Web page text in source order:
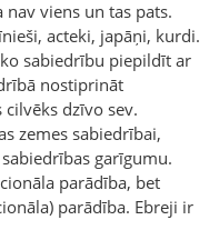
viens un tas pats.
acteki, japāņi, kurdi.
sabiedrību piepildīt ar
nostiprināt
dzīvo sev.
zemes sabiedrībai,
garīgumu.
parādība, bet
parādība. Ebreji ir